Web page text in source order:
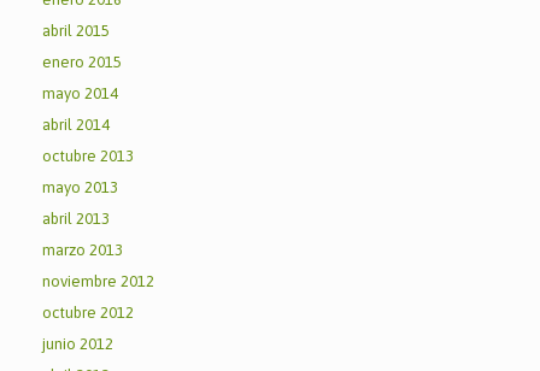
abril 2015
enero 2015
mayo 2014
abril 2014
octubre 2013
mayo 2013
abril 2013
marzo 2013
noviembre 2012
octubre 2012
junio 2012